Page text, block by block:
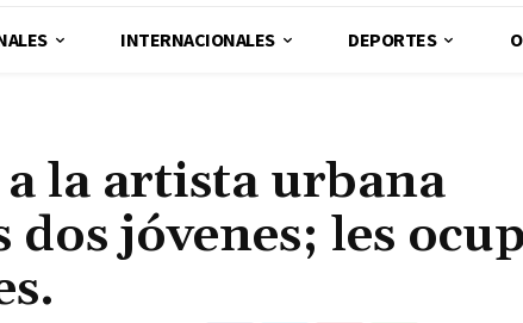
INTERNACIONALES DEPORTES
la artista urbana
jóvenes; les